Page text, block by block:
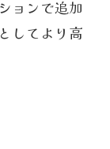
ョンで追加
してより高